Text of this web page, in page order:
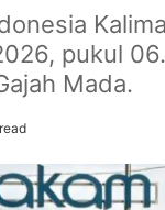
pukul
Mada.